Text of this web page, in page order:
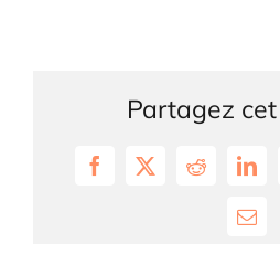
Partagez
Facebook
X Reddit